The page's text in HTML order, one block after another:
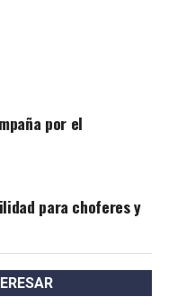
por el
para choferes y